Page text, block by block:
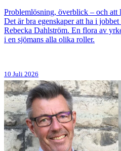
Problemlösning, överblick – och att
Det är bra egenskaper att ha i
Rebecka Dahlström. En flora av
i en sjömans alla olika roller.
10 Juli 2026